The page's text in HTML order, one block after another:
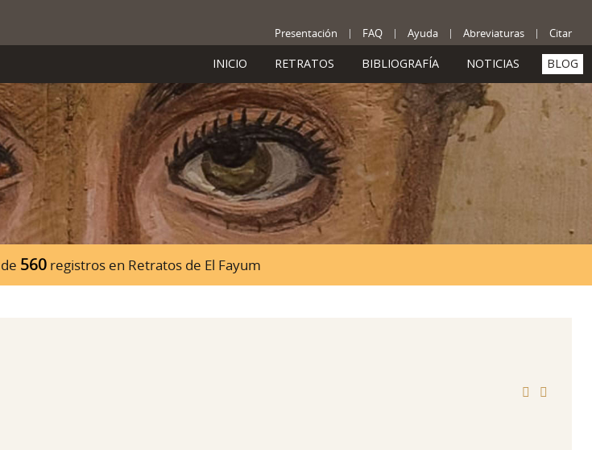
Presentación FAQ Ayuda Abreviaturas Citar
INICIO RETRATOS BIBLIOGRAFÍA NOTICIAS BLOG
560 registros en Retratos de El Fayum